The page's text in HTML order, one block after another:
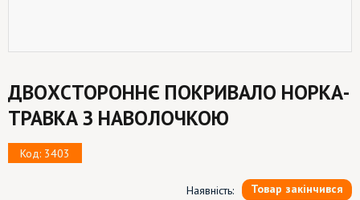
ДВОХСТОРОННЄ ПОКРИВАЛО НОРКА-
ТРАВКА З НАВОЛОЧКОЮ
Код: 3403
Наявність: Товар закінчився